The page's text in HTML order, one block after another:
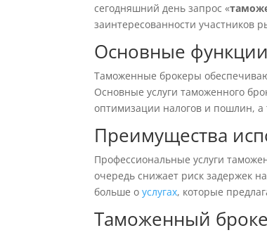
сегодняшний день запрос «
заинтересованности участников
Основные
Таможенные брокеры
Основные услуги таможенного
оптимизации налогов и пошлин,
Преимущества
Профессиональные услуги
очередь снижает риск задержек
больше оуслугах, которые
Таможенный